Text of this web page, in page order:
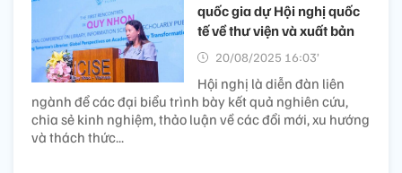
quốc gia dự Hội nghị quốc
tế về thư viện và xuất bản
20/08/2025 16:03’
Hội nghị là diễn đàn liên
ngành để các đại biểu trình bày kết quả nghiên cứu,
chia sẻ kinh nghiệm, thảo luận về các đổi mới, xu hướng
và thách thức...